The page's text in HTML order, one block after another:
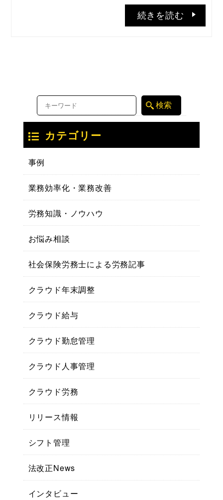
続きを読む
カテゴリー
事例
業務効率化・業務改善
労務知識・ノウハウ
お悩み相談
社会保険労務士による労務記事
クラウド年末調整
クラウド給与
クラウド勤怠管理
クラウド人事管理
クラウド労務
リリース情報
シフト管理
法改正News
インタビュー